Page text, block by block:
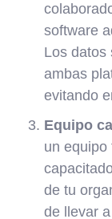
software
Los datos
ambas
evitando
Equipo
un equipo
de tu
de llevar